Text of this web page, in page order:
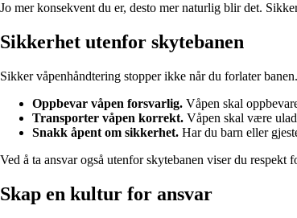
Jo mer konsekvent du er, desto mer naturlig blir det.
Sikkerhet utenfor skytebanen
Sikker våpenhåndtering stopper ikke når du forlater
Oppbevar våpen forsvarlig. Våpen skal
Transporter våpen korrekt. Våpen skal være
Snakk åpent om sikkerhet. Har du barn eller
Ved å ta ansvar også utenfor skytebanen viser du respekt
Skap en kultur for ansvar